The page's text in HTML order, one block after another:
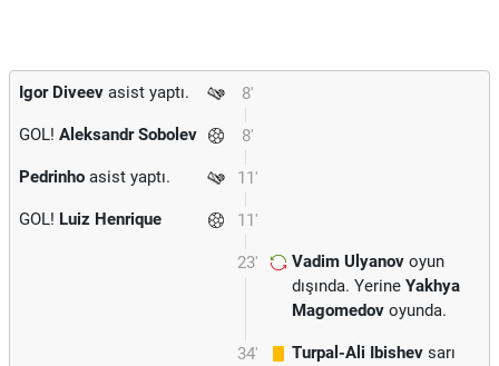
8'
Igor Diveev asist yaptı.
8'
GOL! Aleksandr Sobolev
11'
Pedrinho asist yaptı.
11'
GOL! Luiz Henrique
23' Vadim Ulyanov oyun
dışında. Yerine Yakhya
Magomedov oyunda.
34' Turpal-Ali Ibishev sarı